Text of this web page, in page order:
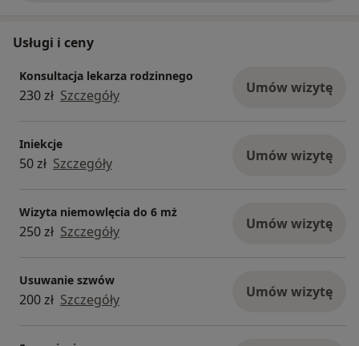
Usługi i ceny
Konsultacja lekarza rodzinnego
230 zł Szczegóły Umów wizytę
Iniekcje
50 zł Szczegóły Umów wizytę
Wizyta niemowlęcia do 6 mż
250 zł Szczegóły Umów wizytę
Usuwanie szwów
200 zł Szczegóły Umów wizytę